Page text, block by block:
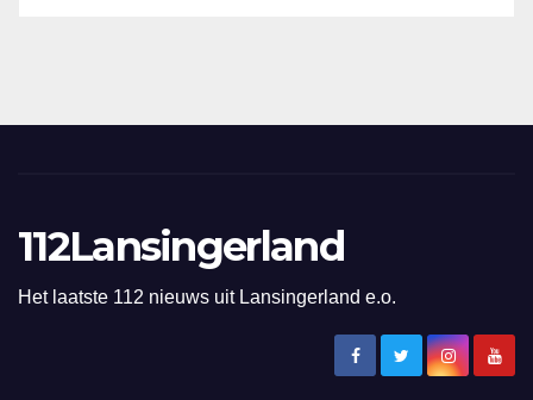
112Lansingerland
Het laatste 112 nieuws uit Lansingerland e.o.